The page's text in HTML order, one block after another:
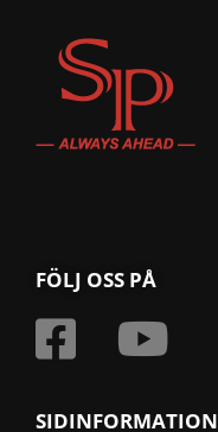
FÖLJ OSS PÅ
SIDINFORMATION